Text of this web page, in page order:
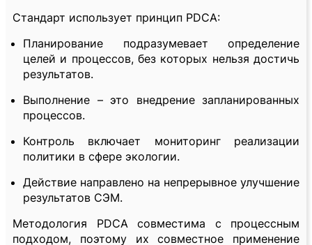
Стандарт использует принцип PDCA:
Планирование подразумевает определение
целей и процессов, без которых нельзя достичь
результатов.
Выполнение – это внедрение запланированных
процессов.
Контроль включает мониторинг реализации
политики в сфере экологии.
Действие направлено на непрерывное улучшение
результатов СЭМ.
Методология PDCA совместима с процессным
подходом, поэтому их совместное применение